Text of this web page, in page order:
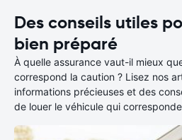
Des conseils utiles
bien préparé
À quelle assurance vaut-il mieux
correspond la caution ? Lisez nos
informations précieuses et des
de louer le véhicule qui